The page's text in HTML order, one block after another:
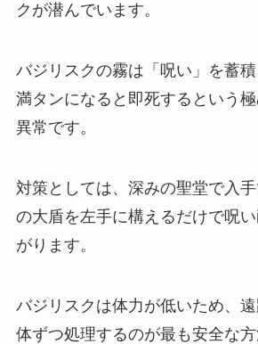
クが潜んでいます。
バジリスクの霧は「呪い」を蓄
満タンになると即死するという
異常です。
対策としては、深みの聖堂で入
の大盾を左手に構えるだけで呪
がります。
バジリスクは体力が低いため、
体ずつ処理するのが最も安全な方